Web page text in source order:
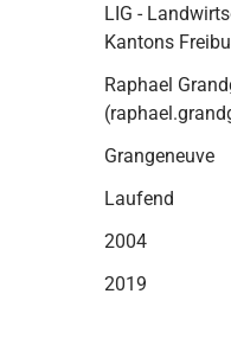
LIG -
Kantons
Raphael
Grangeneuve
Laufend
2004
2019